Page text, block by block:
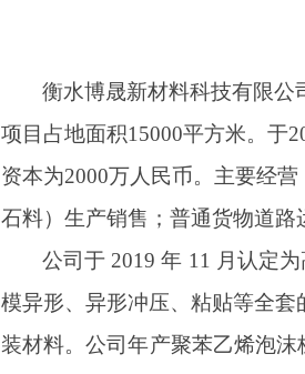
衡水博晟新材料科技有限公
项目占地面积1 5000平方米。于
资本为2000万人民币。 主要经营
石料）生产销售；普通货物道路
公司于 2019 年 11 月认定
模异形、异形冲压、粘贴等全
装材料。公司年产聚苯乙烯泡沫